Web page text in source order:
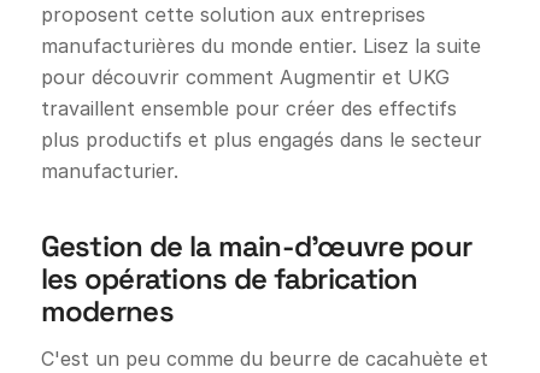
proposent cette solution aux entreprises
manufacturières du monde entier. Lisez la suite
pour découvrir comment Augmentir et UKG
travaillent ensemble pour créer des effectifs
plus productifs et plus engagés dans le secteur
manufacturier.
Gestion de la main-d'œuvre pour
les opérations de fabrication
modernes
C'est un peu comme du beurre de cacahuète et